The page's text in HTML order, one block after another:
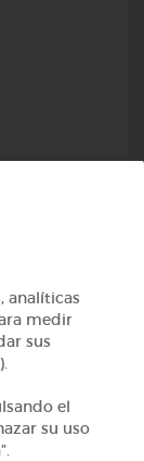
analíticas
medir
sus
el
su uso